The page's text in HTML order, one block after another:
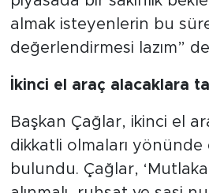
almak isteyenlerin bu
değerlendirmesi lazım”
İkinci el araç alacaklara
Başkan Çağlar, ikinci el
dikkatli olmaları yönünde
bulundu. Çağlar,